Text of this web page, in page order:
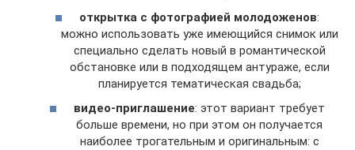
открытка с фотографией молодоженов:
можно использовать уже имеющийся снимок или
специально сделать новый в романтической
обстановке или в подходящем антураже, если
планируется тематическая свадьба;
видео-приглашение: этот вариант требует
больше времени, но при этом он получается
наиболее трогательным и оригинальным: с